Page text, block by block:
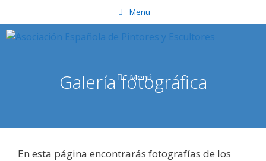
al
contenido
Menu
Menú
Galería fotográfica
En esta página encontrarás fotografías de los